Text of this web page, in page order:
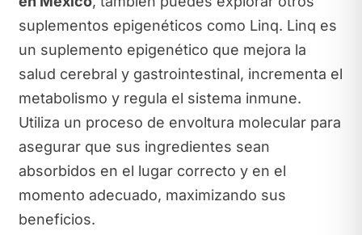
suplementos epigenéticos como Linq. Linq es
un suplemento epigenético que mejora la
salud cerebral y gastrointestinal, incrementa el
metabolismo y regula el sistema inmune.
Utiliza un proceso de envoltura molecular para
asegurar que sus ingredientes sean
absorbidos en el lugar correcto y en el
momento adecuado, maximizando sus
beneficios.